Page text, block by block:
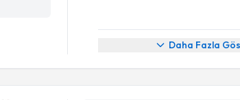
Daha Fazla